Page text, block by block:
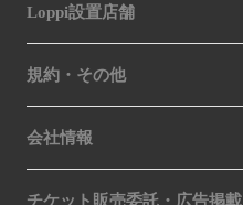
Loppi設置店舗
規約・その他
会社情報
チケット販売委託・広告掲載